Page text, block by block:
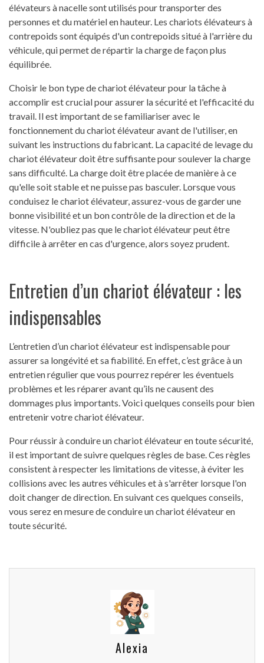
élévateurs à nacelle sont utilisés pour transporter des
personnes et du matériel en hauteur. Les chariots élévateurs à
contrepoids sont équipés d'un contrepoids situé à l'arrière du
véhicule, qui permet de répartir la charge de façon plus
équilibrée.
Choisir le bon type de chariot élévateur pour la tâche à
accomplir est crucial pour assurer la sécurité et l'efficacité du
travail. Il est important de se familiariser avec le
fonctionnement du chariot élévateur avant de l'utiliser, en
suivant les instructions du fabricant. La capacité de levage du
chariot élévateur doit être suffisante pour soulever la charge
sans difficulté. La charge doit être placée de manière à ce
qu'elle soit stable et ne puisse pas basculer. Lorsque vous
conduisez le chariot élévateur, assurez-vous de garder une
bonne visibilité et un bon contrôle de la direction et de la
vitesse. N'oubliez pas que le chariot élévateur peut être
difficile à arrêter en cas d'urgence, alors soyez prudent.
Entretien d’un chariot élévateur : les
indispensables
L’entretien d’un chariot élévateur est indispensable pour
assurer sa longévité et sa fiabilité. En effet, c’est grâce à un
entretien régulier que vous pourrez repérer les éventuels
problèmes et les réparer avant qu’ils ne causent des
dommages plus importants. Voici quelques conseils pour bien
entretenir votre chariot élévateur.
Pour réussir à conduire un chariot élévateur en toute sécurité,
il est important de suivre quelques règles de base. Ces règles
consistent à respecter les limitations de vitesse, à éviter les
collisions avec les autres véhicules et à s'arrêter lorsque l'on
doit changer de direction. En suivant ces quelques conseils,
vous serez en mesure de conduire un chariot élévateur en
toute sécurité.
Alexia